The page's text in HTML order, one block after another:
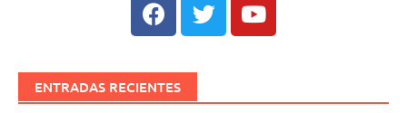
ENTRADAS RECIENTES